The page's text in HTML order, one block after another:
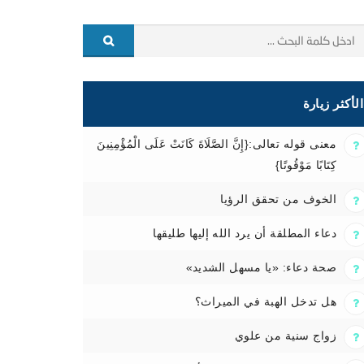
الأكثر زيارة
معنى قوله تعالى:{إِنَّ الصَّلَاةَ كَانَتْ عَلَى الْمُؤْمِنِينَ
كِتَابًا مَوْقُوتًا}
الخوف من تحقق الرؤيا
دعاء المطلقة أن يرد الله إليها طليقها
صحة دعاء: «يا مسهل الشديد»
هل تدخل الهبة في الميراث؟
زواج سنية من علوي